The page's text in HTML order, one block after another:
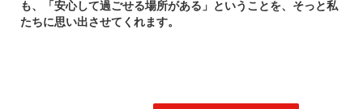
も、「安心して過ごせる場所がある」ということを、そっと私
たちに思い出させてくれます。